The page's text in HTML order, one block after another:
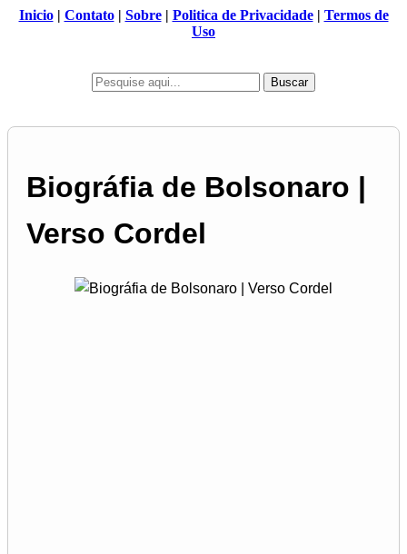
Inicio| Contato| Sobre| Politica de Privacidade| Termos de
Uso
Buscar
Biográfia de Bolsonaro |
Verso Cordel